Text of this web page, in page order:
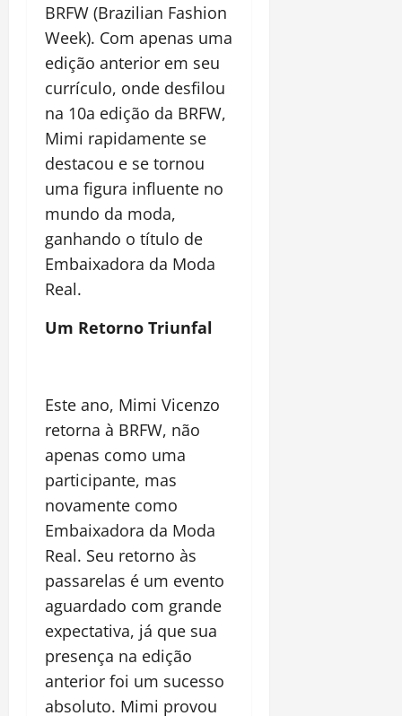
BRFW (Brazilian Fashion
Week). Com apenas uma
edição anterior em seu
currículo, onde desfilou
na 10a edição da BRFW,
Mimi rapidamente se
destacou e se tornou
uma figura influente no
mundo da moda,
ganhando o título de
Embaixadora da Moda
Real.
Um Retorno Triunfal
Este ano, Mimi Vicenzo
retorna à BRFW, não
apenas como uma
participante, mas
novamente como
Embaixadora da Moda
Real. Seu retorno às
passarelas é um evento
aguardado com grande
expectativa, já que sua
presença na edição
anterior foi um sucesso
absoluto. Mimi provou